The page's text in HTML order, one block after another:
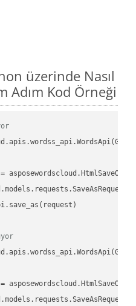
üzerinde Nasıl
Adım Kod Örneği
=
=